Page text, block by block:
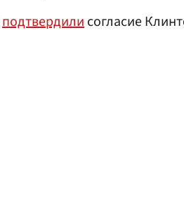
подтвердилисогласие